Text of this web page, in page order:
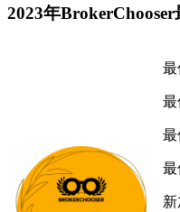
2023年BrokerChooser
最
最
最
最